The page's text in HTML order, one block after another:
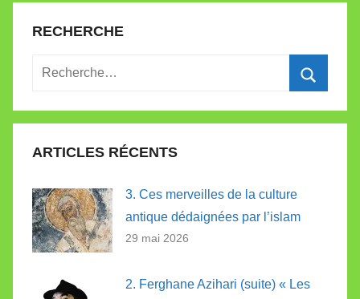
RECHERCHE
Recherche
:
ARTICLES RÉCENTS
3. Ces merveilles de la culture
antique dédaignées par l’islam
29 mai 2026
2. Ferghane Azihari (suite) « Les